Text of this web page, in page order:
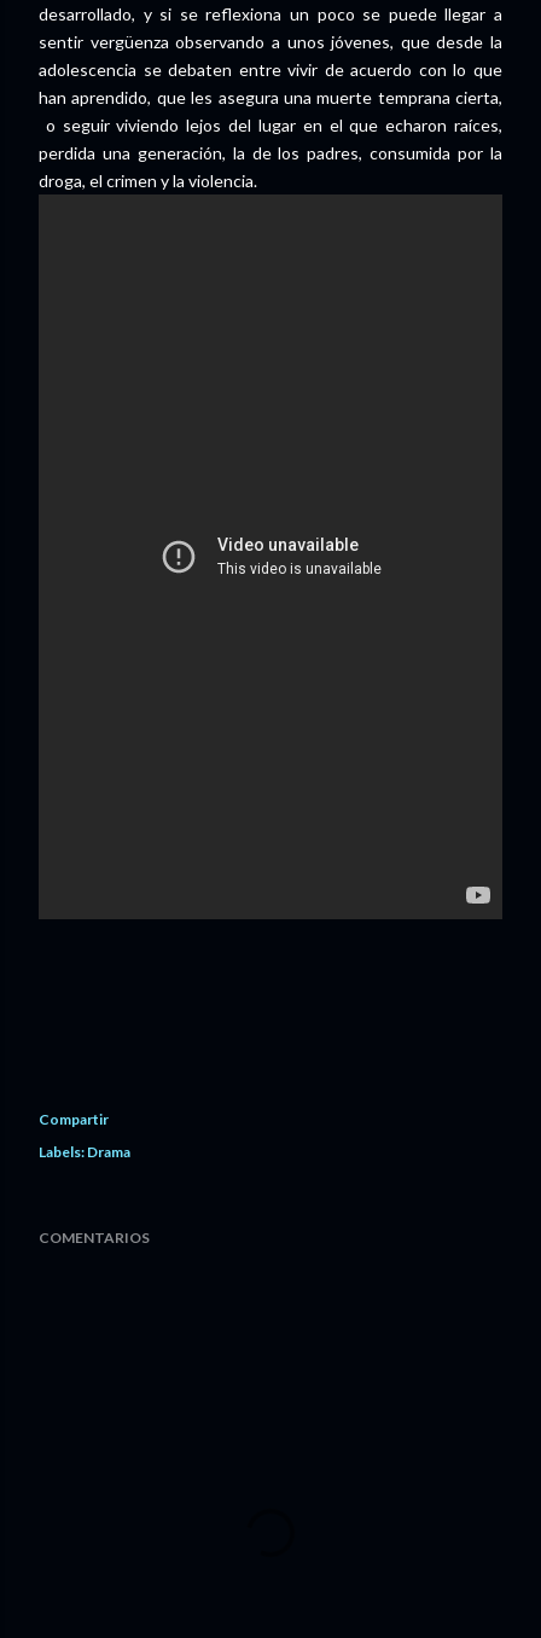
desarrollado, y si se reflexiona un poco se puede llegar a
sentir vergüenza observando a unos jóvenes, que desde la
adolescencia se debaten entre vivir de acuerdo con lo que
han aprendido, que les asegura una muerte temprana cierta,
o seguir viviendo lejos del lugar en el que echaron raíces,
perdida una generación, la de los padres, consumida por la
droga, el crimen y la violencia.
Compartir
Labels: Drama
COMENTARIOS